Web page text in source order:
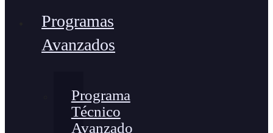
Programas
Avanzados
Programa
Técnico
Avanzado